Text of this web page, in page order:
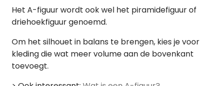
Het A-figuur wordt ook wel het piramidefiguur of
driehoekfiguur genoemd.
Om het silhouet in balans te brengen, kies je voor
kleding die wat meer volume aan de bovenkant
toevoegt.